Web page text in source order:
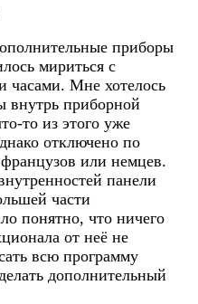
приборы
мириться с
Мне хотелось
внутрь приборной
то из этого уже
отключено по
или немцев.
панели
части
понятно, что ничего
от неё не
всю программу
дополнительный